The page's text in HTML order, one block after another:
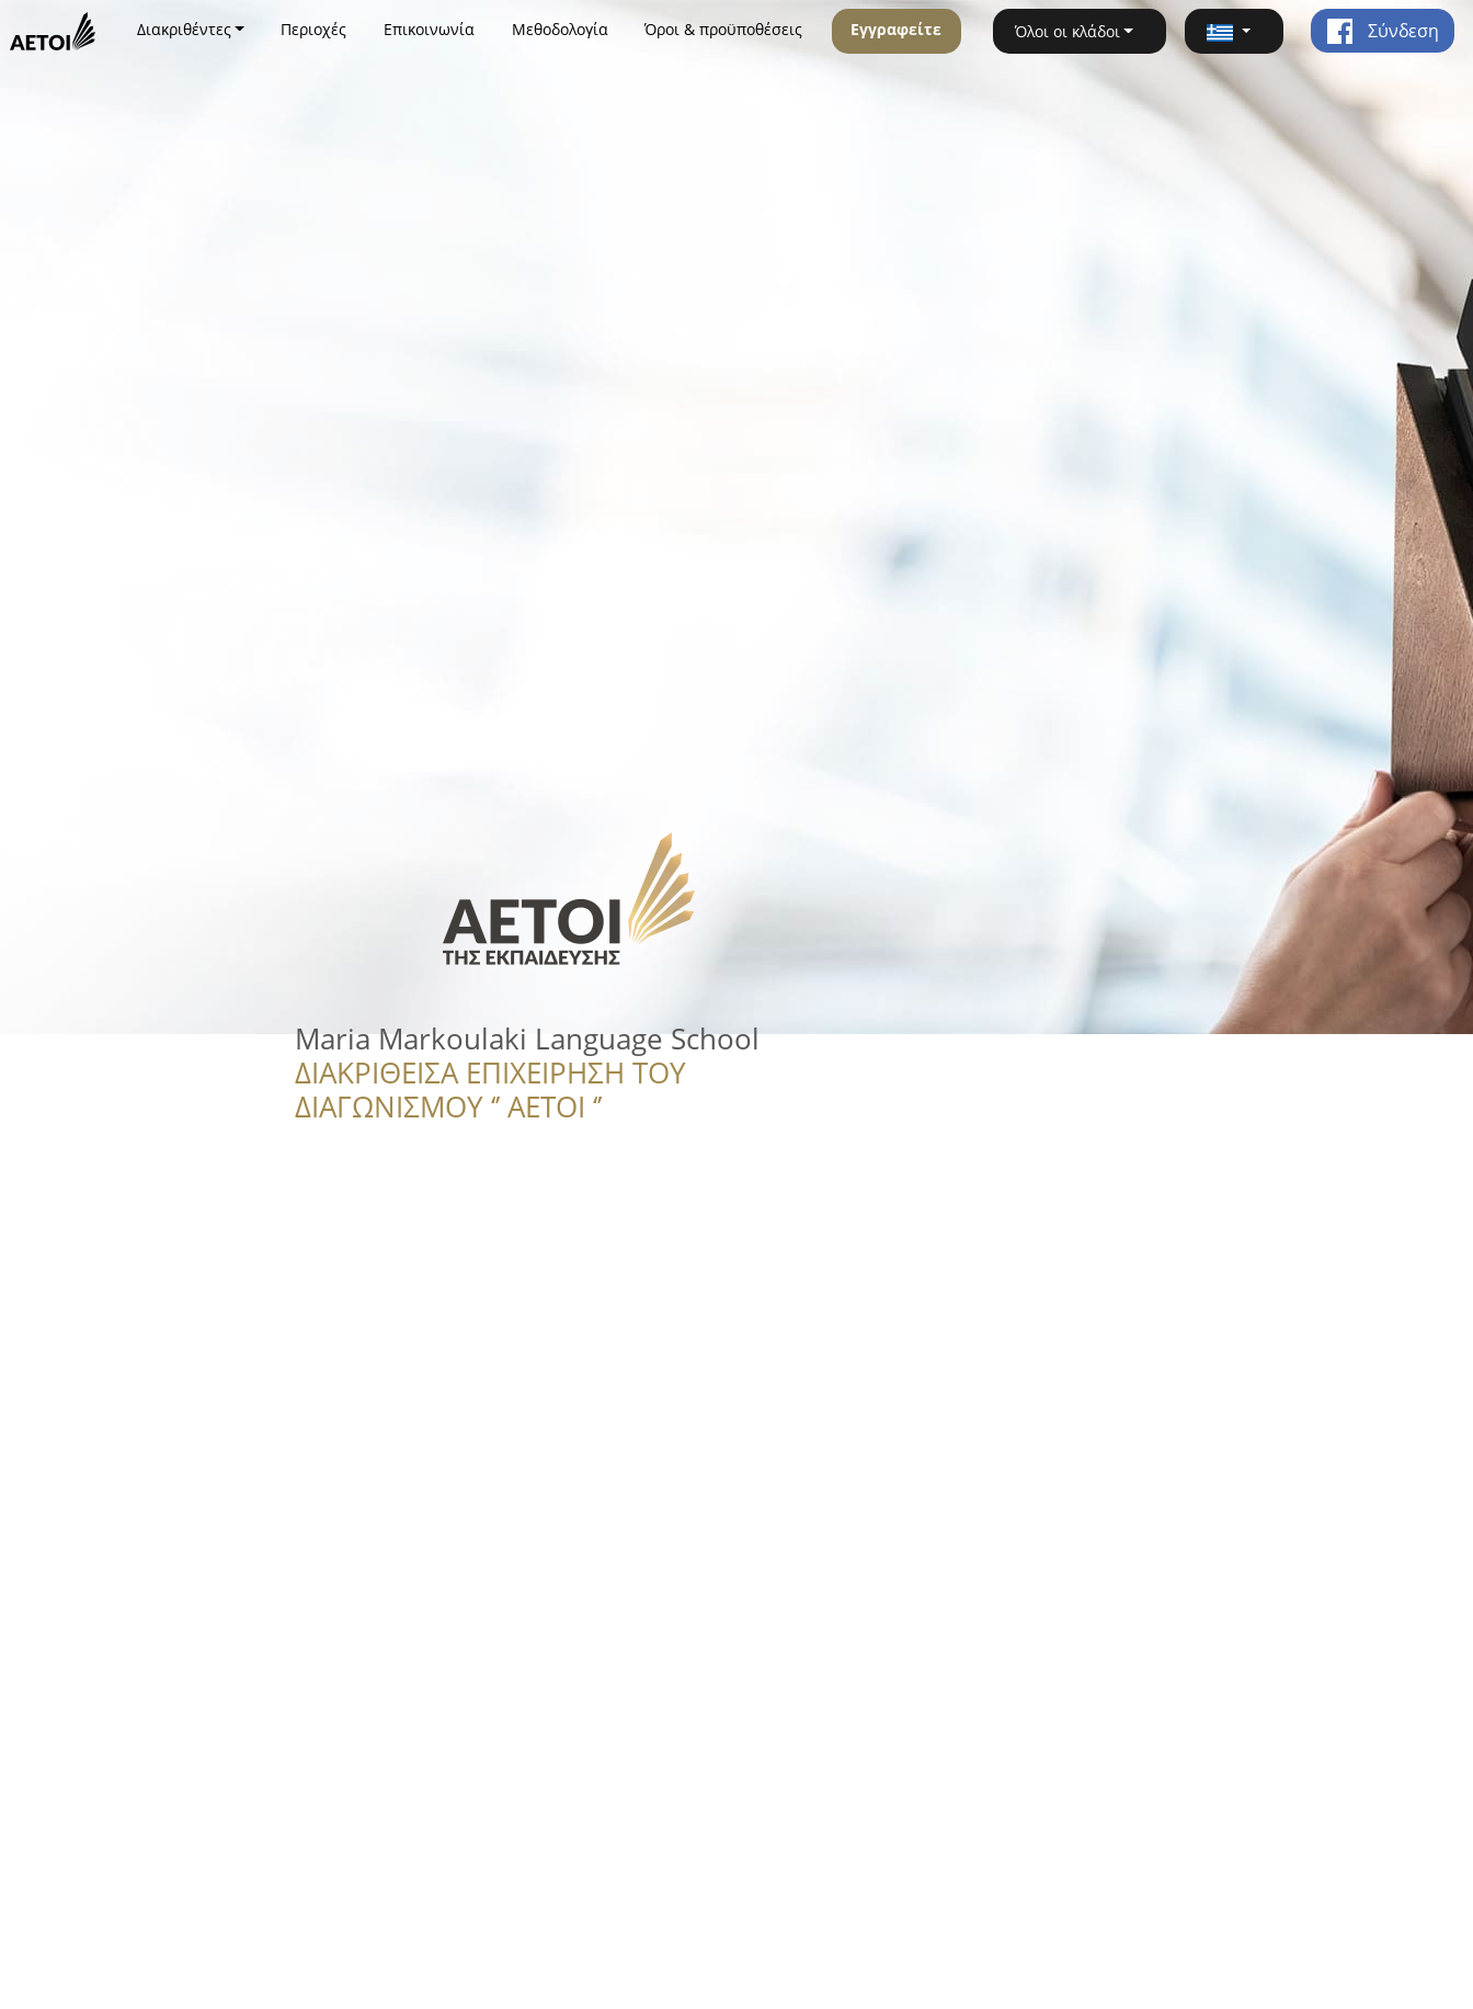
Διακριθέντες Περιοχές Επικοινωνία Μεθοδολογία Όροι & προϋποθέσεις Εγγραφείτε Όλοι οι κλάδοι Σύνδεση
Maria Markoulaki Language School
ΔΙΑΚΡΙΘΕΙΣΑ ΕΠΙΧΕΙΡΗΣΗ ΤΟΥ
ΔΙΑΓΩΝΙΣΜΟΥ ‘’ ΑΕΤΟΙ ‘’